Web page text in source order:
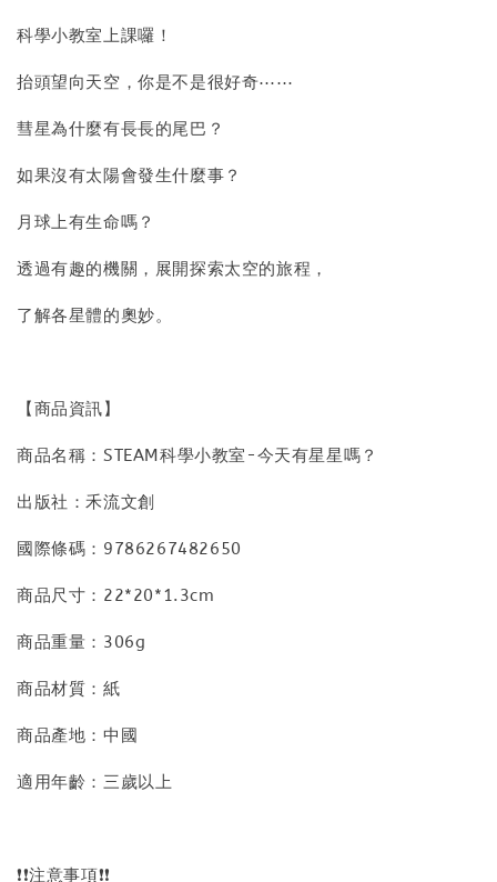
科學小教室上課囉！
抬頭望向天空，你是不是很好奇⋯⋯
彗星為什麼有長長的尾巴？
如果沒有太陽會發生什麼事？
月球上有生命嗎？
透過有趣的機關，展開探索太空的旅程，
了解各星體的奧妙。
【商品資訊】
商品名稱：STEAM科學小教室-今天有星星嗎？
出版社：禾流文創
國際條碼：9786267482650
商品尺寸：22*20*1.3cm
商品重量：306g
商品材質：紙
商品產地：中國
適用年齡：三歲以上
❗❗注意事項❗❗